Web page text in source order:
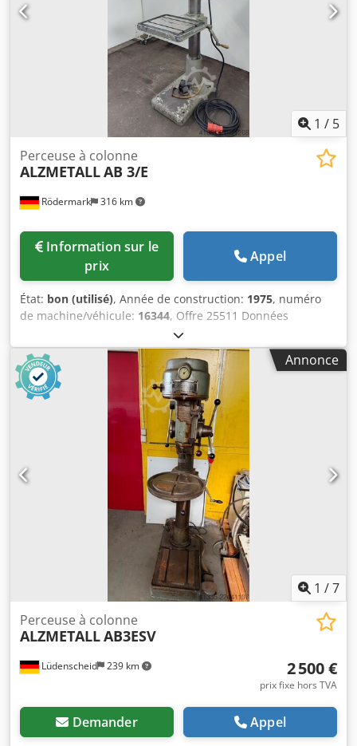
1 / 5
Rödermark 316 km
Perceuse à colonne
ALZMETALLAB 3/E
prix
Appel
État: bon (utilisé), Année de construction: 1975, numéro
de machine/véhicule: 16344, Offre 25511 Données
techniques: Djdpfxey Rz Dfj Aldowa - Capacité de perçage
dans l’acier ST 60 : 28 mm - Performance de perçage dans
l’acier ST 60 : 32 mm - Dispositif de taraudage -
Emmanchement de la broche de perçage MK 3 – longue
broche - Course de la broche de perçage : 180 mm - 10
vitesses de broche : 250 – 2100 tr/min - Col de cygne env. :
290 mm - Distance max. entre la table et la broche : env.
620 mm - Table avec 2 rainures en T, réglable en hauteur :
520 x 450 mm - Entraînement : 400 V / 1,0 / 1,3 kW -
Encombrement env. : l 600 x h 1850 x p 700 mm - Poids
Annonce
1 /7
Lüdenscheid 239 km
Perceuse à colonne
ALZMETALLAB3ESV
2 500 €
prix fixe hors TVA
Demander Appel